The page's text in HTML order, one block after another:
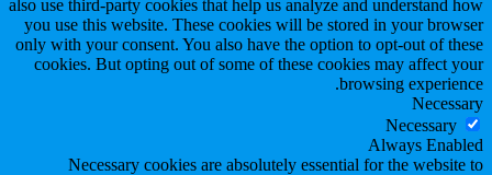
also use third-party cookies that help us analyze and understand how
you use this website. These cookies will be stored in your browser
only with your consent. You also have the option to opt-out of these
cookies. But opting out of some of these cookies may affect your
browsing experience.
Necessary
Necessary
Always Enabled
Necessary cookies are absolutely essential for the website to